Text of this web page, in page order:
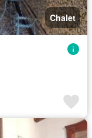
Chalet